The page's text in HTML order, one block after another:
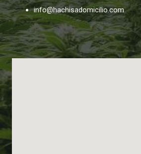
info@hachisadomicilio.com